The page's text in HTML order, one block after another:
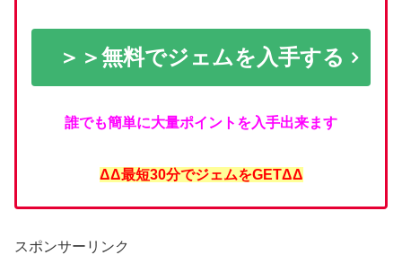
＞＞無料でジェムを入手する
誰でも簡単に大量ポイントを入手出来ます
ΔΔ最短30分でジェムをGETΔΔ
スポンサーリンク